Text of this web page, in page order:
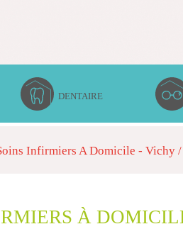
DENTAIRE
Infirmiers A Domicile - Vichy /
À